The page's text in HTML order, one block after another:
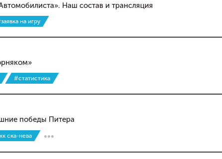
Наш состав и трансляция
на игру
#статистика
победы Питера
ска-нева